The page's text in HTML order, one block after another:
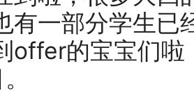
有一部分学生
offer的宝宝们